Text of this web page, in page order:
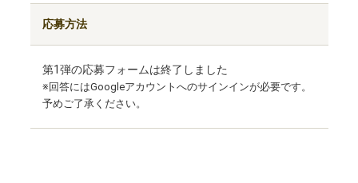
応募方法
第1弾の応募フォームは終了しました
※回答にはGoogleアカウントへのサインインが必要です。
予めご了承ください。